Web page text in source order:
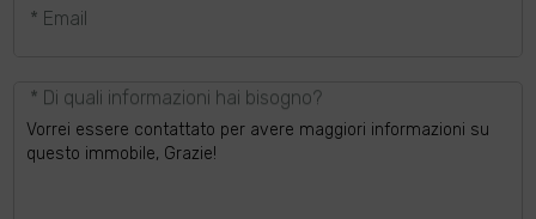
* Email
* Di quali informazioni hai bisogno?